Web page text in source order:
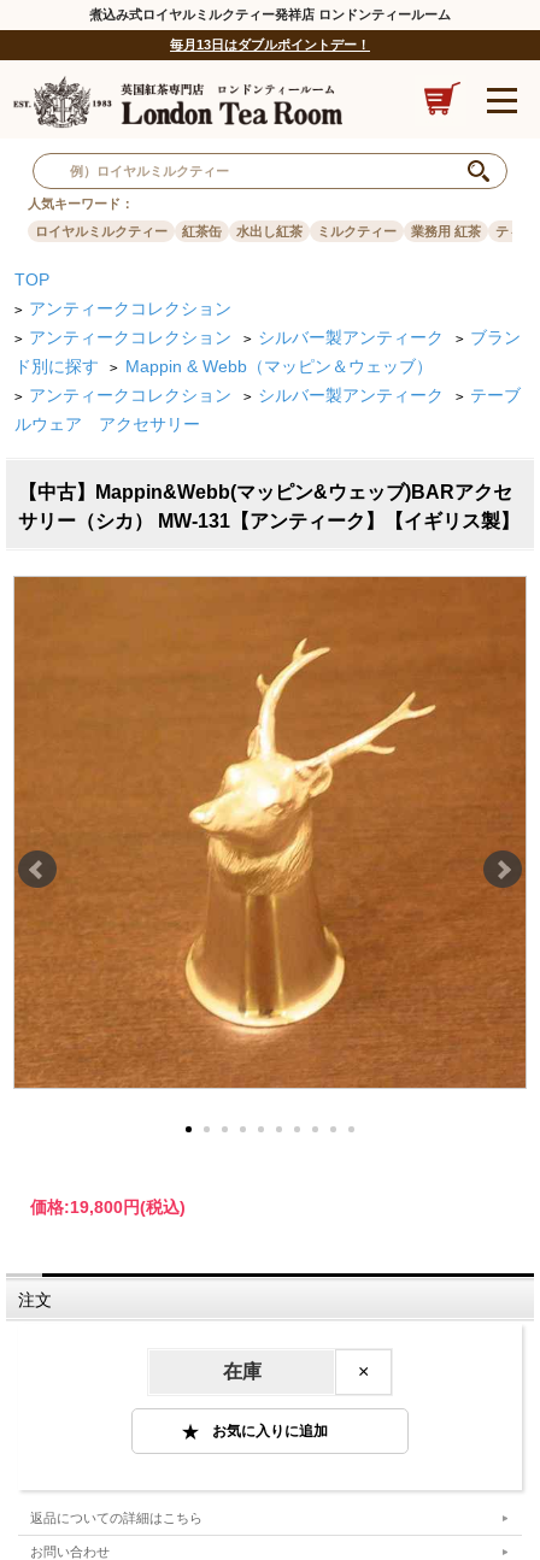
煮込み式ロイヤルミルクティー発祥店 ロンドンティールーム
毎月13日はダブルポイントデー！
人気キーワード：
ロイヤルミルクティー
紅茶缶 水出し紅茶 ミルクティー 業務用 紅茶 ティー
TOP
> アンティークコレクション
> アンティークコレクション > シルバー製アンティーク > ブラン
ド別に探す
> Mappin & Webb（マッピン＆ウェッブ）
> アンティークコレクション > シルバー製アンティーク > テーブ
ルウェア アクセサリー
【中古】Mappin&Webb(マッピン&ウェッブ)BARアクセ
サリー（シカ） MW-131【アンティーク】【イギリス製】
価格:19,800円(税込)
注文
在庫 ×
返品についての詳細はこちら
お問い合わせ